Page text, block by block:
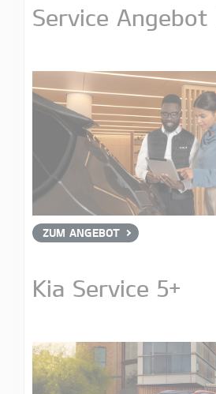
Service Angebot
ZUM ANGEBOT
Kia Service 5+